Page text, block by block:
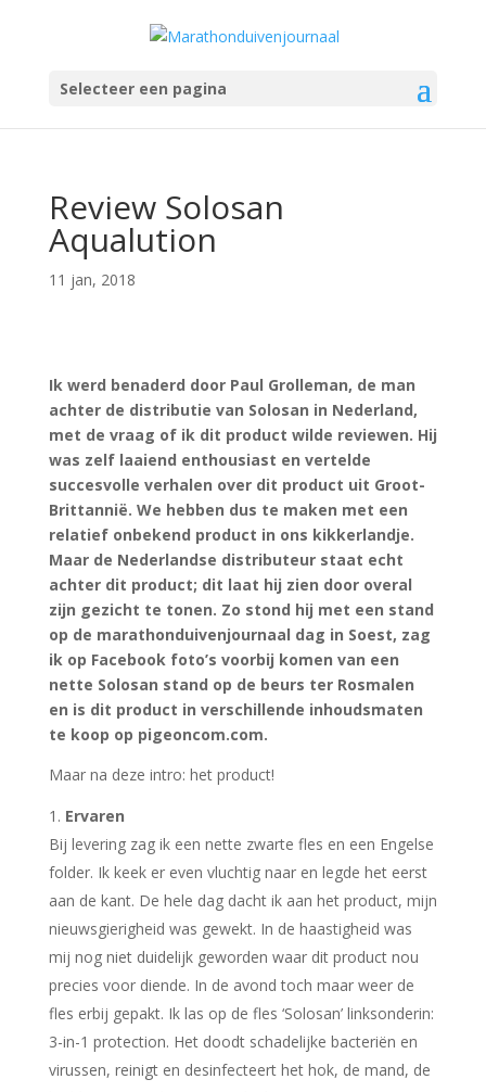
Selecteer een pagina
Review Solosan
Aqualution
11 jan, 2018
Ik werd benaderd door Paul Grolleman, de man
achter de distributie van Solosan in Nederland,
met de vraag of ik dit product wilde reviewen. Hij
was zelf laaiend enthousiast en vertelde
succesvolle verhalen over dit product uit Groot-
Brittannië. We hebben dus te maken met een
relatief onbekend product in ons kikkerlandje.
Maar de Nederlandse distributeur staat echt
achter dit product; dit laat hij zien door overal
zijn gezicht te tonen. Zo stond hij met een stand
op de marathonduivenjournaal dag in Soest, zag
ik op Facebook foto’s voorbij komen van een
nette Solosan stand op de beurs ter Rosmalen
en is dit product in verschillende inhoudsmaten
te koop op pigeoncom.com.
Maar na deze intro: het product!
Ervaren
Bij levering zag ik een nette zwarte fles en een Engelse
folder. Ik keek er even vluchtig naar en legde het eerst
aan de kant. De hele dag dacht ik aan het product, mijn
nieuwsgierigheid was gewekt. In de haastigheid was
mij nog niet duidelijk geworden waar dit product nou
precies voor diende. In de avond toch maar weer de
fles erbij gepakt. Ik las op de fles ‘Solosan’ linksonderin:
3-in-1 protection. Het doodt schadelijke bacteriën en
virussen, reinigt en desinfecteert het hok, de mand, de